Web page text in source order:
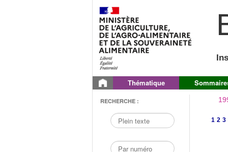
Thématique
RECHERCHE :
1 2 3